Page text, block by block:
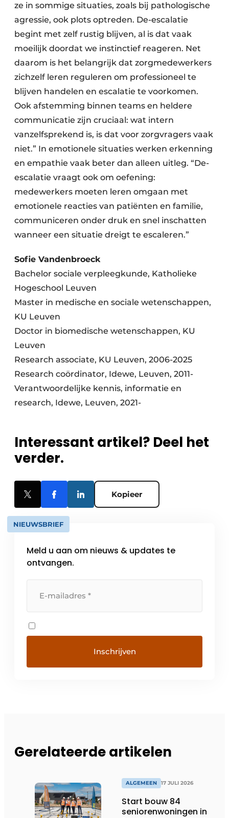
ze in sommige situaties, zoals bij pathologische
agressie, ook plots optreden. De-escalatie
begint met zelf rustig blijven, al is dat vaak
moeilijk doordat we instinctief reageren. Net
daarom is het belangrijk dat zorgmedewerkers
zichzelf leren reguleren om professioneel te
blijven handelen en escalatie te voorkomen.
Ook afstemming binnen teams en heldere
communicatie zijn cruciaal: wat intern
vanzelfsprekend is, is dat voor zorgvragers vaak
niet.” In emotionele situaties werken erkenning
en empathie vaak beter dan alleen uitleg. “De-
escalatie vraagt ook om oefening:
medewerkers moeten leren omgaan met
emotionele reacties van patiënten en familie,
communiceren onder druk en snel inschatten
wanneer een situatie dreigt te escaleren.”
Sofie Vandenbroeck
Bachelor sociale verpleegkunde, Katholieke
Hogeschool Leuven
Master in medische en sociale wetenschappen,
KU Leuven
Doctor in biomedische wetenschappen, KU
Leuven
Research associate, KU Leuven, 2006-2025
Research coördinator, Idewe, Leuven, 2011-
Verantwoordelijke kennis, informatie en
research, Idewe, Leuven, 2021-
Interessant artikel? Deel het
verder.
Kopieer
NIEUWSBRIEF
Meld u aan om nieuws & updates te
ontvangen.
Gerelateerde artikelen
ALGEMEEN 17 JULI 2026
Start bouw 84
seniorenwoningen in